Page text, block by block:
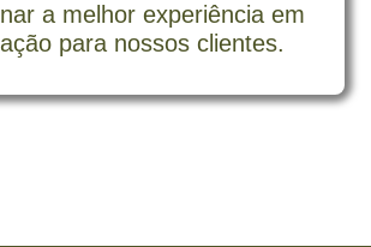
a melhor experiência em
para nossos clientes.